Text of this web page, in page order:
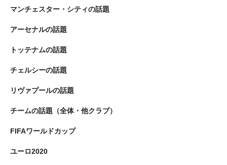
マンチェスター・シティの話題
アーセナルの話題
トッテナムの話題
チェルシーの話題
リヴァプールの話題
チームの話題（全体・他クラブ）
FIFAワールドカップ
ユーロ2020